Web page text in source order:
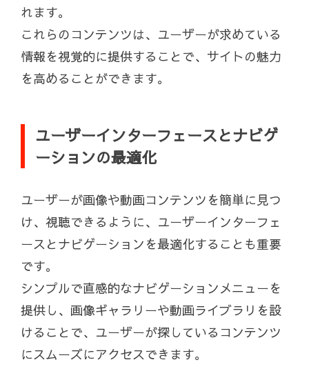
れます。
これらのコンテンツは、ユーザーが求めている
情報を視覚的に提供することで、サイトの魅力
を高めることができます。
ユーザーインターフェースとナビゲ
ーションの最適化
ユーザーが画像や動画コンテンツを簡単に見つ
け、視聴できるように、ユーザーインターフェ
ースとナビゲーションを最適化することも重要
です。
シンプルで直感的なナビゲーションメニューを
提供し、画像ギャラリーや動画ライブラリを設
けることで、ユーザーが探しているコンテンツ
にスムーズにアクセスできます。